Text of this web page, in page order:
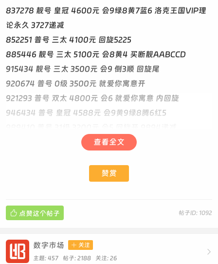
837278 靓号 皇冠 4600元 会9绿8黄7蓝6 洛克王国VIP理
论永久 3727递减
852251 普号 三太 4100元 回旋5225
885446 靓号 三太 5100元 会8黄4 买断靓AABCCD
915434 靓号 三太 3500元 会9 倒3顺 回旋尾
920674 普号 0级 3500元 就爱你寓意开
921293 普号 双太 4800元 会6 就爱你寓意 内回旋
946434 普号 皇冠 4588元 会9黄9绿8腾6红5
994433 靓号 44级 9300元 会6 极品AABBCC 普点靓
--------------------------------
1258091 靓号 25级 780元 会6 元老1开
1721147 普号 0级 600元 0违规 元老1开 内对子
1829461--1级--普号--750元
查看全文
赞赏
帖子ID: 1092
 点赞这个帖子

数字市场  关注
主题: 457 帖子: 2188 关注: 26